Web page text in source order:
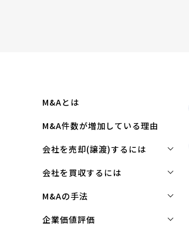
M&Aとは
M&A件数が増加している理由
会社を売却(譲渡)するには
会社を売却(譲渡)するには
M&Aで売れる会社の条件とは
M&Aで買い手はここを見る
会社を買収するには
会社を買収するには
企業買収を成功させるポイント
M&Aの手法
株式譲渡
企業価値評価